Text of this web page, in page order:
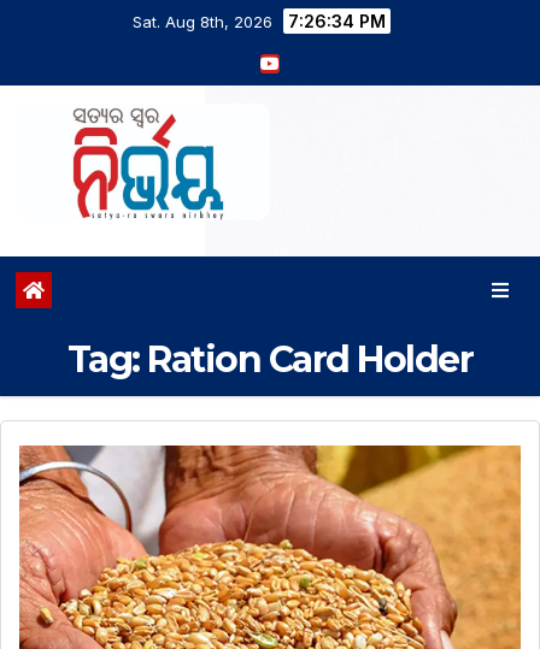
Sat. Aug 8th, 2026 7:26:35 PM
Tag: Ration Card Holder